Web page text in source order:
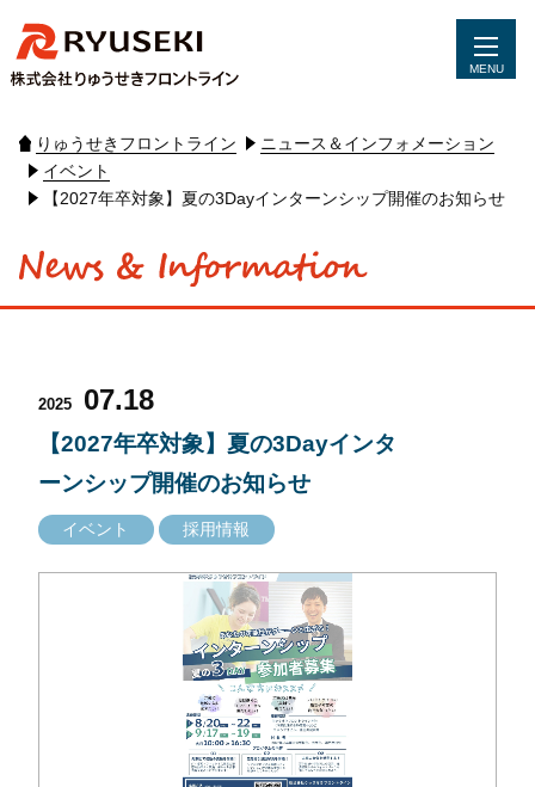
MENU
りゅうせきフロントライン
ニュース＆インフォメーション
イベント
【2027年卒対象】夏の3Dayインターンシップ開催のお知らせ
2025 07.18
【2027年卒対象】夏の3Dayインタ
ーンシップ開催のお知らせ
イベント 採用情報